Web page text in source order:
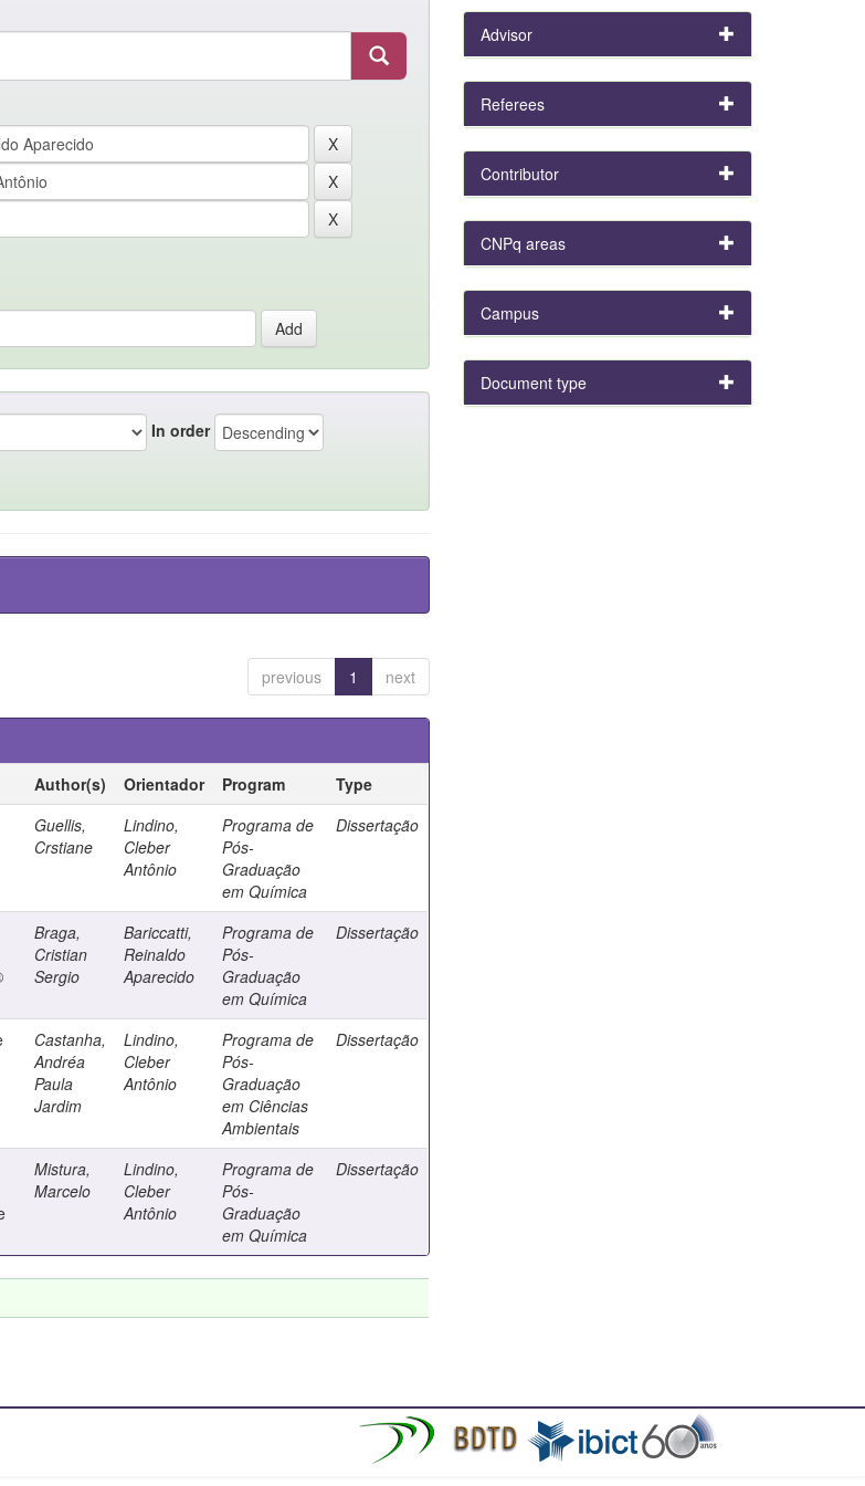
In order
previous 1 next
Author(s) Orientador Program
Type
Guellis,
Crstiane
Lindino,
Cleber
Antônio
Programa de
Pós-
Graduação
em Química
Dissertação
Braga,
Cristian
Sergio
Bariccatti,
Reinaldo
Aparecido
Programa de
Pós-
Graduação
em Química
Dissertação
Castanha,
Andréa
Paula
Jardim
Lindino,
Cleber
Antônio
Programa de
Pós-
Graduação
em Ciências
Ambientais
Dissertação
Mistura,
Marcelo
Lindino,
Cleber
Antônio
Programa de
Pós-
Graduação
em Química
Dissertação
Advisor
Referees
Contributor
CNPq areas
Campus
Document type